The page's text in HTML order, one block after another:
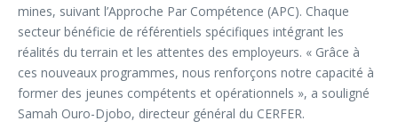
mines, suivant l’Approche Par Compétence (APC). Chaque
secteur bénéficie de référentiels spécifiques intégrant les
réalités du terrain et les attentes des employeurs. « Grâce à
ces nouveaux programmes, nous renforçons notre capacité à
former des jeunes compétents et opérationnels », a souligné
Samah Ouro-Djobo, directeur général du CERFER.